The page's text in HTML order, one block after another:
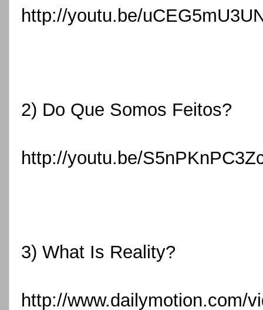
http://youtu.be/
2) Do Que Somos Feitos?
http://youtu.be/
3) What Is Reality?
http://www.dailymotion.com/